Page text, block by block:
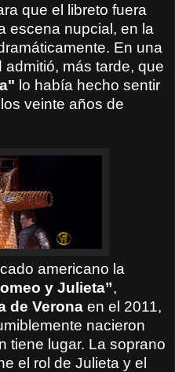
que el libreto fuera
escena nupcial, en la
En una
más tarde, que
lo había hecho sentir
veinte años de
americano la
y Julieta”,
de Verona en el 2011,
nacieron
tiene lugar. La soprano
el rol de Julieta y el